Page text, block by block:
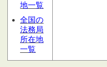
地一覧
全国の
法務局
所在地
一覧